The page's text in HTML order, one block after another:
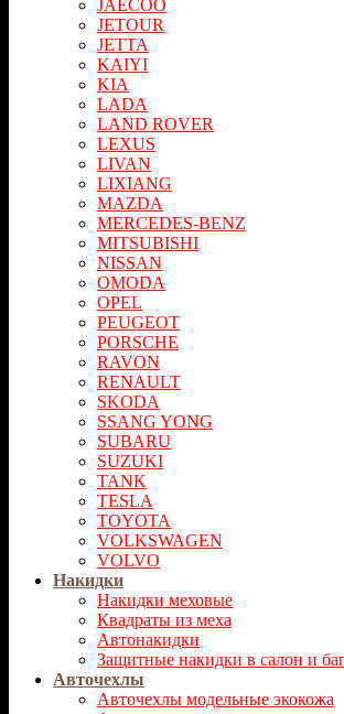
JAECOO
JETOUR
JETTA
KAIYI
KIA
LADA
LAND ROVER
LEXUS
LIVAN
LIXIANG
MAZDA
MERCEDES-BENZ
MITSUBISHI
NISSAN
OMODA
OPEL
PEUGEOT
PORSCHE
RAVON
RENAULT
SKODA
SSANG YONG
SUBARU
SUZUKI
TANK
TESLA
TOYOTA
VOLKSWAGEN
VOLVO
Накидки
Накидки меховые
Квадраты из меха
Автонакидки
Защитные накидки в салон и
Авточехлы
Авточехлы модельные экокожа